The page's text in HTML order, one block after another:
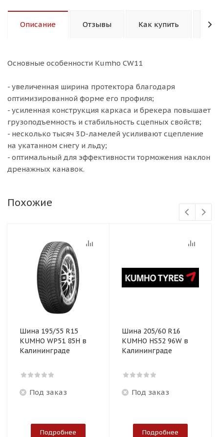
Описание Отзывы Как купить
Основные особенности Kumho CW11
- увеличенная ширина протектора благодаря
оптимизированной форме его профиля;
- усиленная конструкция каркаса и брекера повышает
грузоподъемность и стабильность сцепных свойств;
- несколько тысяч 3D-ламелей усиливают сцепление
на укатанном снегу и льду;
- оптимальный для эффективности торможения наклон
дренажных канавок.
Похожие
Шина 195/55 R15
KUMHO WP51 85H в
Калининграде
Под заказ
Подробнее
Шина 205/60 R16
KUMHO HS52 96W в
Калининграде
Под заказ
Подробнее